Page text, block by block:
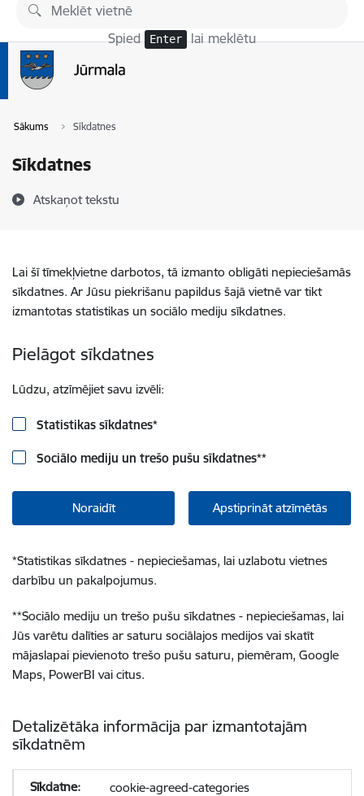
Pāriet uz lapas saturu
Spied Enter lai meklētu
Sākums Sīkdatnes
Sīkdatnes
Atskaņot tekstu
Lai šī tīmekļvietne darbotos, tā izmanto obligāti nepieciešamās
sīkdatnes. Ar Jūsu piekrišanu papildus šajā vietnē var tikt
izmantotas statistikas un sociālo mediju sīkdatnes.
Pielāgot sīkdatnes
Lūdzu, atzīmējiet savu izvēli:
Statistikas sīkdatnes*
Sociālo mediju un trešo pušu sīkdatnes**
Noraidīt Apstiprināt atzīmētās
*Statistikas sīkdatnes - nepieciešamas, lai uzlabotu vietnes
darbību un pakalpojumus.
**Sociālo mediju un trešo pušu sīkdatnes - nepieciešamas, lai
Jūs varētu dalīties ar saturu sociālajos medijos vai skatīt
mājaslapai pievienoto trešo pušu saturu, piemēram, Google
Maps, PowerBI vai citus.
Detalizētāka informācija par izmantotajām
sīkdatnēm
cookie-agreed-categories